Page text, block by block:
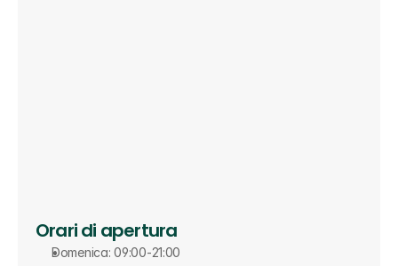
Orari di apertura
Domenica: 09:00-21:00